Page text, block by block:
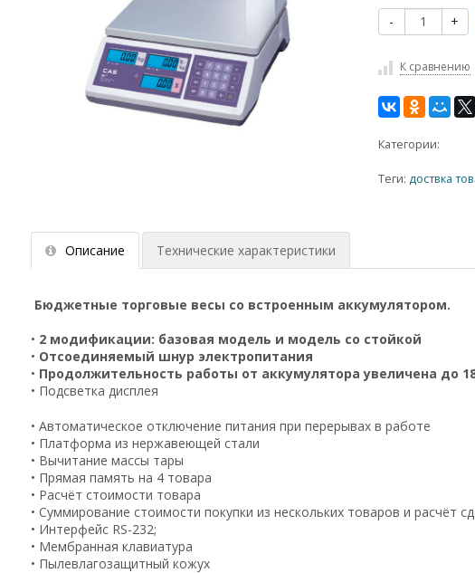
- +
К сравнению
Категории:
Теги: доствка
Описание Технические характеристики
Бюджетные торговые весы со встроенным аккумулятором.
• 2 модификации: базовая модель и модель со стойкой
• Отсоединяемый шнур электропитания
• Продолжительность работы от аккумулятора увеличена до
• Подсветка дисплея
• Автоматическое отключение питания при перерывах в работе
• Платформа из нержавеющей стали
• Вычитание массы тары
• Прямая память на 4 товара
• Расчёт стоимости товара
• Суммирование стоимости покупки из нескольких товаров и расчёт
• Интерфейс RS-232;
• Мембранная клавиатура
• Пылевлагозащитный кожух